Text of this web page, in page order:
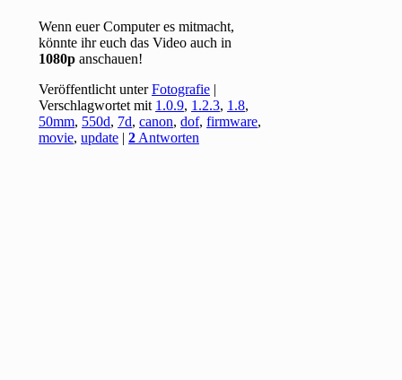
Wenn euer Computer es mitmacht,
könnte ihr euch das Video auch in
1080p anschauen!
Veröffentlicht unter Fotografie |
Verschlagwortet mit 1.0.9, 1.2.3, 1.8,
50mm, 550d, 7d,canon,dof,firmware,
movie,update |2 Antworten